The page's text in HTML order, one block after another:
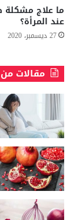
ما علاج
عند المرأة؟
27 ديسمبر، 2020
مقالات